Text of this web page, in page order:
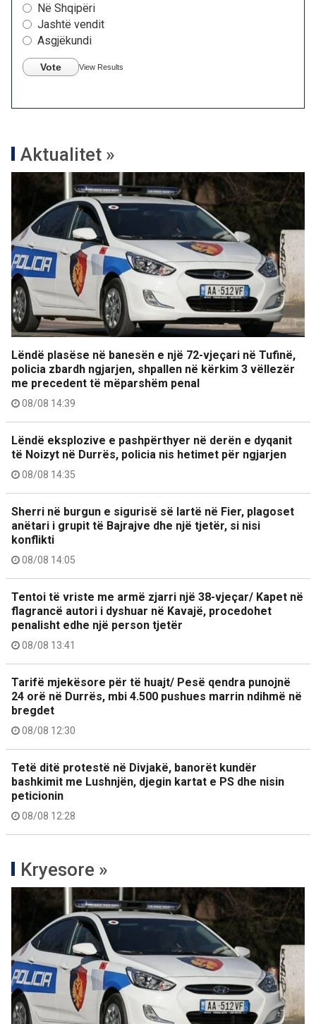
Në Shqipëri
Jashtë vendit
Asgjëkundi
Vote View Results
Aktualitet »
Lëndë plasëse në banesën e një 72-vjeçari në Tufinë,
policia zbardh ngjarjen, shpallen në kërkim 3 vëllezër
me precedent të mëparshëm penal
08/08 14:39
Lëndë eksplozive e pashpërthyer në derën e dyqanit
të Noizyt në Durrës, policia nis hetimet për ngjarjen
08/08 14:35
Sherri në burgun e sigurisë së lartë në Fier, plagoset
anëtari i grupit të Bajrajve dhe një tjetër, si nisi
konflikti
08/08 14:05
Tentoi të vriste me armë zjarri një 38-vjeçar/ Kapet në
flagrancë autori i dyshuar në Kavajë, procedohet
penalisht edhe një person tjetër
08/08 13:41
Tarifë mjekësore për të huajt/ Pesë qendra punojnë
24 orë në Durrës, mbi 4.500 pushues marrin ndihmë në
bregdet
08/08 12:30
Tetë ditë protestë në Divjakë, banorët kundër
bashkimit me Lushnjën, djegin kartat e PS dhe nisin
peticionin
08/08 12:28
Kryesore »